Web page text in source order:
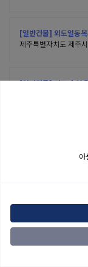
[일반건물] 외도일동
제주특별자치도 제주
[일반건물] 외도 순복
제주특별자치도 제주
아
수 있습니다. 본 정보는
해당하지 않습니다. 해당
결정 및 책임은 전적으로
2022 아는자산